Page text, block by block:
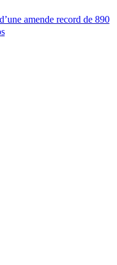
amende record de 890